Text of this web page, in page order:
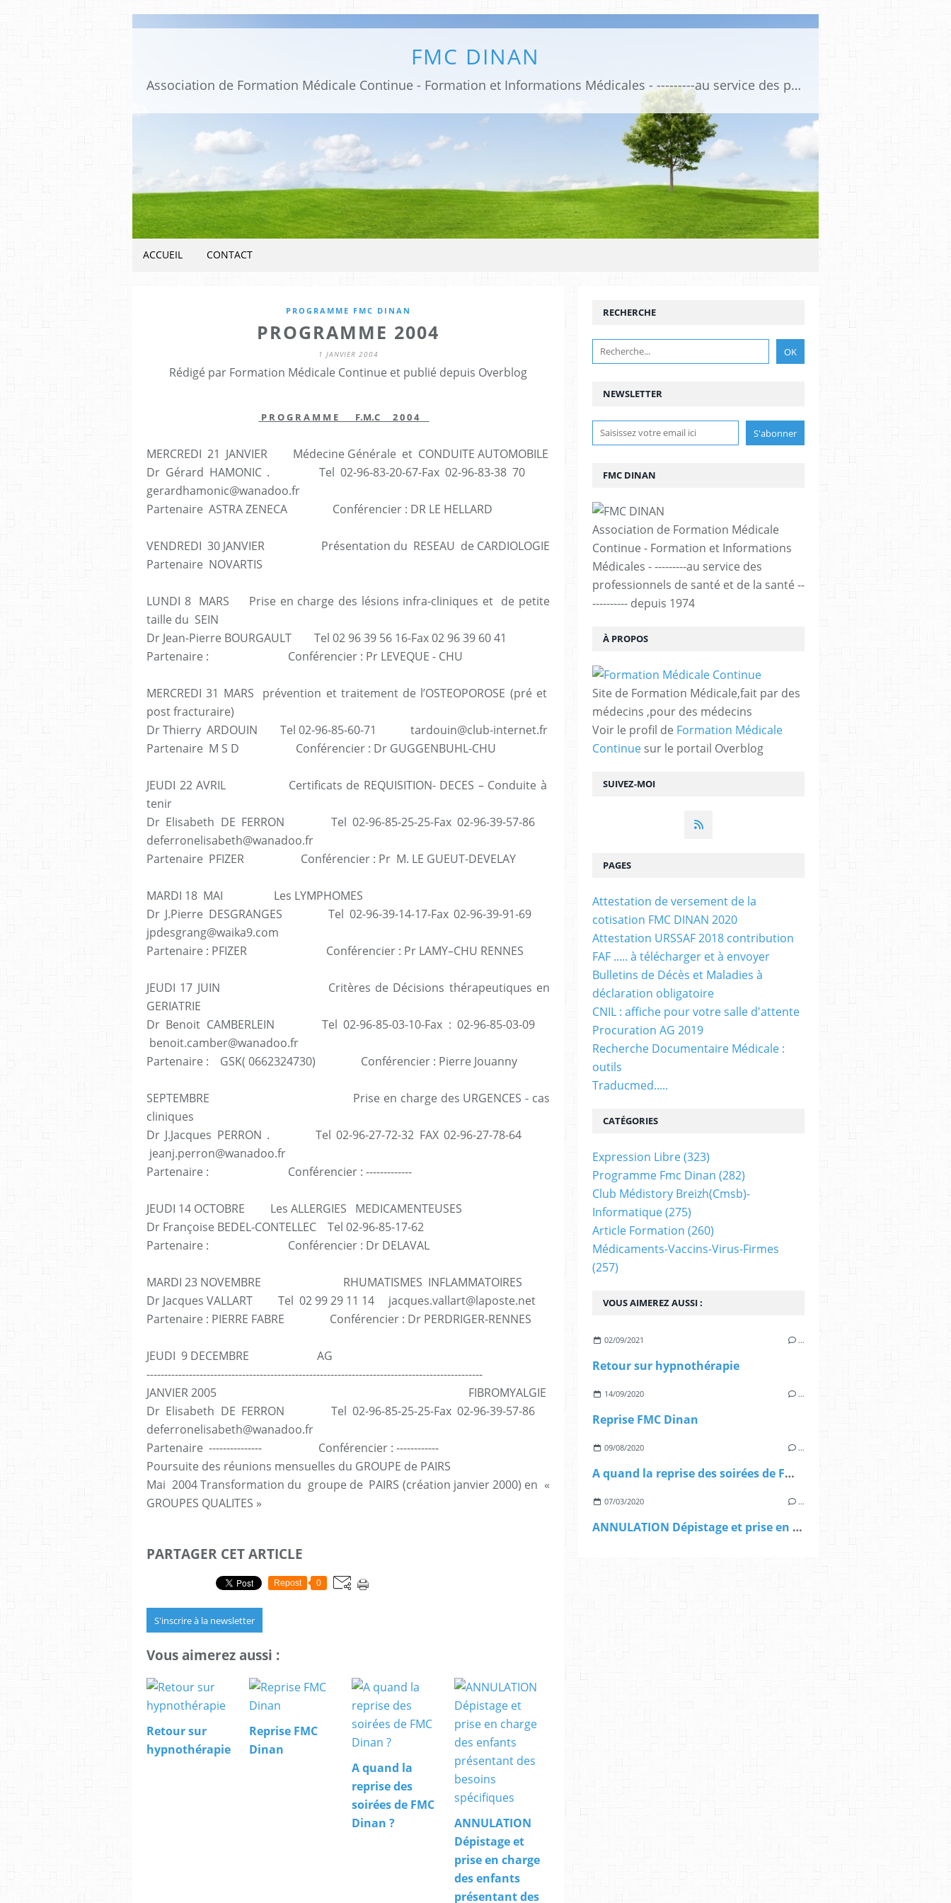
FMC DINAN
Association de Formation Médicale Continue - Formation et Informations Médicales - ---------au service des professionnels de santé et de la santé ------------ depuis 1974
ACCUEIL CONTACT
PROGRAMME FMC DINAN
PROGRAMME 2004
1 JANVIER 2004
Rédigé par Formation Médicale Continue et publié depuis Overblog
P R O G R A M M E F.M.C 2 0 0 4
MERCREDI 21 JANVIER Médecine Générale et CONDUITE AUTOMOBILE
Dr Gérard HAMONIC . Tel 02-96-83-20-67-Fax 02-96-83-38 70
gerardhamonic@wanadoo.fr
Partenaire ASTRA ZENECA Conférencier : DR LE HELLARD
VENDREDI 30 JANVIER Présentation du RESEAU de CARDIOLOGIE
Partenaire NOVARTIS
LUNDI 8 MARS Prise en charge des lésions infra-cliniques et de petite
taille du SEIN
Dr Jean-Pierre BOURGAULT Tel 02 96 39 56 16-Fax 02 96 39 60 41
Partenaire : Conférencier : Pr LEVEQUE - CHU
MERCREDI 31 MARS prévention et traitement de l’OSTEOPOROSE (pré et
post fracturaire)
Dr Thierry ARDOUIN Tel 02-96-85-60-71 tardouin@club-internet.fr
Partenaire M S D Conférencier : Dr GUGGENBUHL-CHU
JEUDI 22 AVRIL Certificats de REQUISITION- DECES – Conduite à
tenir
Dr Elisabeth DE FERRON Tel 02-96-85-25-25-Fax 02-96-39-57-86
deferronelisabeth@wanadoo.fr
Partenaire PFIZER Conférencier : Pr M. LE GUEUT-DEVELAY
MARDI 18 MAI Les LYMPHOMES
Dr J.Pierre DESGRANGES Tel 02-96-39-14-17-Fax 02-96-39-91-69
jpdesgrang@waika9.com
Partenaire : PFIZER Conférencier : Pr LAMY–CHU RENNES
JEUDI 17 JUIN Critères de Décisions thérapeutiques en
GERIATRIE
Dr Benoit CAMBERLEIN Tel 02-96-85-03-10-Fax : 02-96-85-03-09
benoit.camber@wanadoo.fr
Partenaire : GSK( 0662324730) Conférencier : Pierre Jouanny
SEPTEMBRE Prise en charge des URGENCES - cas
cliniques
Dr J.Jacques PERRON . Tel 02-96-27-72-32 FAX 02-96-27-78-64
jeanj.perron@wanadoo.fr
Partenaire : Conférencier : -------------
JEUDI 14 OCTOBRE Les ALLERGIES MEDICAMENTEUSES
Dr Françoise BEDEL-CONTELLEC Tel 02-96-85-17-62
Partenaire : Conférencier : Dr DELAVAL
MARDI 23 NOVEMBRE RHUMATISMES INFLAMMATOIRES
Dr Jacques VALLART Tel 02 99 29 11 14 jacques.vallart@laposte.net
Partenaire : PIERRE FABRE Conférencier : Dr PERDRIGER-RENNES
JEUDI 9 DECEMBRE AG
-----------------------------------------------------------------------------------------------
JANVIER 2005 FIBROMYALGIE
Dr Elisabeth DE FERRON Tel 02-96-85-25-25-Fax 02-96-39-57-86
deferronelisabeth@wanadoo.fr
Partenaire --------------- Conférencier : ------------
Poursuite des réunions mensuelles du GROUPE de PAIRS
Mai 2004 Transformation du groupe de PAIRS (création janvier 2000) en «
GROUPES QUALITES »
PARTAGER CET ARTICLE
Repost 0
S'inscrire à la newsletter
Vous aimerez aussi :
Retour sur
hypnothérapie
Reprise FMC
Dinan
A quand la
reprise des
soirées de FMC
Dinan ?
ANNULATION
Dépistage et
prise en charge
des enfants
présentant des
NEWSLETTER
SUIVEZ-MOI
RECHERCHE
FMC DINAN
Association de Formation Médicale
Continue - Formation et Informations
Médicales - ---------au service des
professionnels de santé et de la santé --
---------- depuis 1974
À PROPOS
Site de Formation Médicale,fait par des
médecins ,pour des médecins
Voir le profil de Formation Médicale
Continue sur le portail Overblog
VOUS AIMEREZ AUSSI :
02/09/2021 …
Retour sur hypnothérapie
14/09/2020 …
Reprise FMC Dinan
09/08/2020 …
A quand la reprise des soirées de FMC Dinan ?
07/03/2020 …
ANNULATION Dépistage et prise en charge des enfants présentant des besoins spécifiques
PAGES
Attestation de versement de la
cotisation FMC DINAN 2020
Attestation URSSAF 2018 contribution
FAF ..... à télécharger et à envoyer
Bulletins de Décès et Maladies à
déclaration obligatoire
CNIL : affiche pour votre salle d'attente
Procuration AG 2019
Recherche Documentaire Médicale :
outils
Traducmed.....
CATÉGORIES
Expression Libre(323)
Programme Fmc Dinan (282)
Club Médistory Breizh(cmsb)-
Informatique(275)
Article Formation (260)
Médicaments-Vaccins-Virus-Firmes
(257)